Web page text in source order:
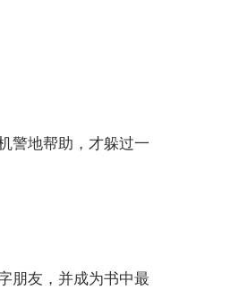
警地帮助，才躲过一
朋友，并成为书中最